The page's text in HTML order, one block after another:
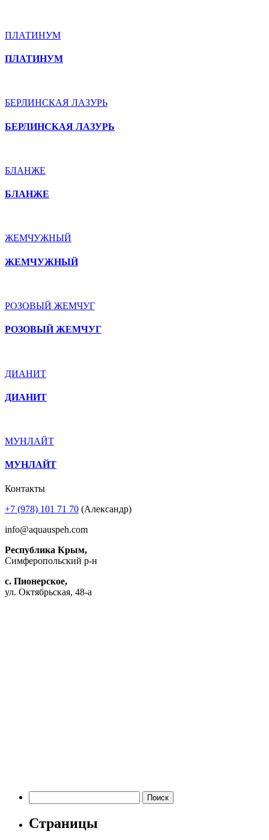
ПЛАТИНУМ
ПЛАТИНУМ
БЕРЛИНСКАЯ ЛАЗУРЬ
БЕРЛИНСКАЯ ЛАЗУРЬ
БЛАНЖЕ
БЛАНЖЕ
ЖЕМЧУЖНЫЙ
ЖЕМЧУЖНЫЙ
РОЗОВЫЙ ЖЕМЧУГ
РОЗОВЫЙ ЖЕМЧУГ
ДИАНИТ
ДИАНИТ
МУНЛАЙТ
МУНЛАЙТ
Контакты
+7 (978) 101 71 70 (Александр)
info@aquauspeh.com
Республика Крым,
Симферопольский р-н
с. Пионерское,
ул. Октябрьская, 48-а
Страницы